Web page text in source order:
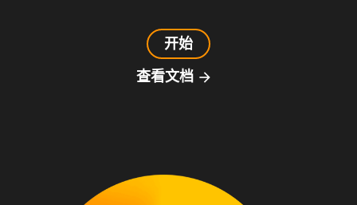
开始
查看文档 arrow_forward